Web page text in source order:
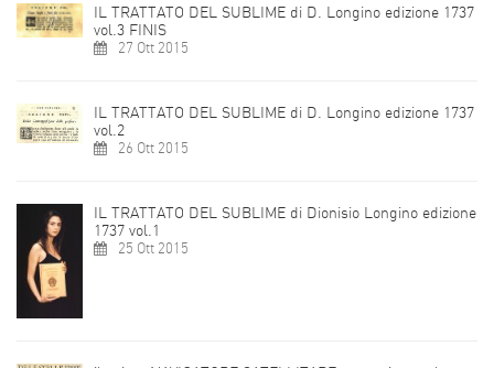
IL TRATTATO DEL SUBLIME di D. Longino edizione 1737
vol.3 FINIS
27 Ott 2015
IL TRATTATO DEL SUBLIME di D. Longino edizione 1737
vol.2
26 Ott 2015
IL TRATTATO DEL SUBLIME di Dionisio Longino edizione
1737 vol.1
25 Ott 2015